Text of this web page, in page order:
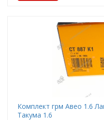
Комплект грм Авео 1.6
Такума 1.6